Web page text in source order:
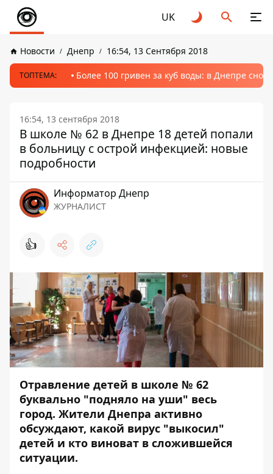
UK
Новости Днепр 16:54, 13 Сентября 2018
ТОПТЕМА: Более 100 гривен за куб воды: в Днепре
16:54, 13 сентября 2018
В школе № 62 в Днепре 18 детей попали
в больницу с острой инфекцией: новые
подробности
Информатор Днепр
ЖУРНАЛИСТ
👍
Отравление детей в школе № 62
буквально "подняло на уши" весь
город. Жители Днепра активно
обсуждают, какой вирус "выкосил"
детей и кто виноват в сложившейся
ситуации.